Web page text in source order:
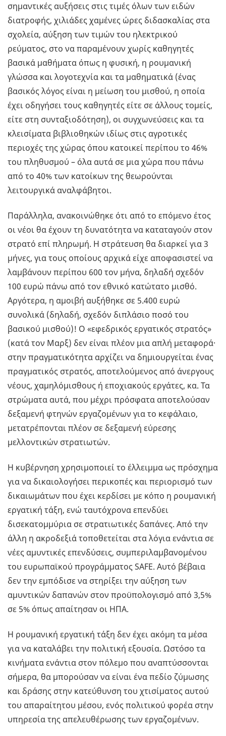
σημαντικές αυξήσεις στις τιμές όλων των ειδών
διατροφής, χιλιάδες χαμένες ώρες διδασκαλίας στα
σχολεία, αύξηση των τιμών του ηλεκτρικού
ρεύματος, στο να παραμένουν χωρίς καθηγητές
βασικά μαθήματα όπως η φυσική, η ρουμανική
γλώσσα και λογοτεχνία και τα μαθηματικά (ένας
βασικός λόγος είναι η μείωση του μισθού, η οποία
έχει οδηγήσει τους καθηγητές είτε σε άλλους τομείς,
είτε στη συνταξιοδότηση), οι συγχωνεύσεις και τα
κλεισίματα βιβλιοθηκών ιδίως στις αγροτικές
περιοχές της χώρας όπου κατοικεί περίπου το 46%
του πληθυσμού – όλα αυτά σε μια χώρα που πάνω
από το 40% των κατοίκων της θεωρούνται
λειτουργικά αναλφάβητοι.
Παράλληλα, ανακοινώθηκε ότι από το επόμενο έτος
οι νέοι θα έχουν τη δυνατότητα να καταταγούν στον
στρατό επί πληρωμή. Η στράτευση θα διαρκεί για 3
μήνες, για τους οποίους αρχικά είχε αποφασιστεί να
λαμβάνουν περίπου 600 τον μήνα, δηλαδή σχεδόν
100 ευρώ πάνω από τον εθνικό κατώτατο μισθό.
Αργότερα, η αμοιβή αυξήθηκε σε 5.400 ευρώ
συνολικά (δηλαδή, σχεδόν διπλάσιο ποσό του
βασικού μισθού)! Ο «εφεδρικός εργατικός στρατός»
(κατά τον Μαρξ) δεν είναι πλέον μια απλή μεταφορά·
στην πραγματικότητα αρχίζει να δημιουργείται ένας
πραγματικός στρατός, αποτελούμενος από άνεργους
νέους, χαμηλόμισθους ή εποχιακούς εργάτες, κα. Τα
στρώματα αυτά, που μέχρι πρόσφατα αποτελούσαν
δεξαμενή φτηνών εργαζομένων για το κεφάλαιο,
μετατρέπονται πλέον σε δεξαμενή εύρεσης
μελλοντικών στρατιωτών.
Η κυβέρνηση χρησιμοποιεί το έλλειμμα ως πρόσχημα
για να δικαιολογήσει περικοπές και περιορισμό των
δικαιωμάτων που έχει κερδίσει με κόπο η ρουμανική
εργατική τάξη, ενώ ταυτόχρονα επενδύει
δισεκατομμύρια σε στρατιωτικές δαπάνες. Από την
άλλη η ακροδεξιά τοποθετείται στα λόγια ενάντια σε
νέες αμυντικές επενδύσεις, συμπεριλαμβανομένου
του ευρωπαϊκού προγράμματος SAFE. Αυτό βέβαια
δεν την εμπόδισε να στηρίξει την αύξηση των
αμυντικών δαπανών στον προϋπολογισμό από 3,5%
σε 5% όπως απαίτησαν οι ΗΠΑ.
Η ρουμανική εργατική τάξη δεν έχει ακόμη τα μέσα
για να καταλάβει την πολιτική εξουσία. Ωστόσο τα
κινήματα ενάντια στον πόλεμο που αναπτύσσονται
σήμερα, θα μπορούσαν να είναι ένα πεδίο ζύμωσης
και δράσης στην κατεύθυνση του χτισίματος αυτού
του απαραίτητου μέσου, ενός πολιτικού φορέα στην
υπηρεσία της απελευθέρωσης των εργαζομένων.